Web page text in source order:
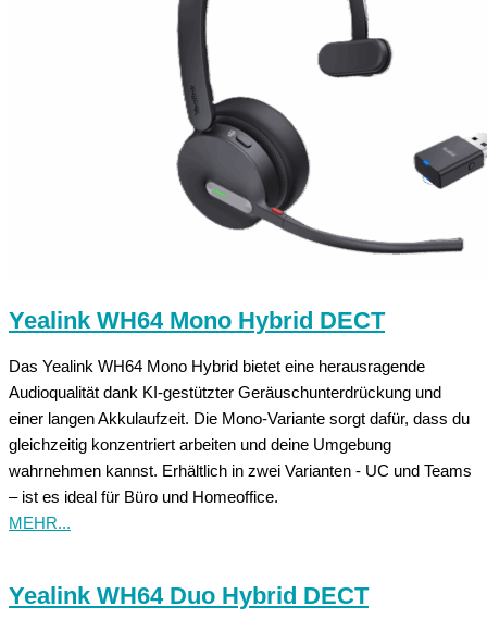
Yealink WH64 Mono Hybrid DECT
Das Yealink WH64 Mono Hybrid bietet eine herausragende
Audioqualität dank KI-gestützter Geräuschunterdrückung und
einer langen Akkulaufzeit. Die Mono-Variante sorgt dafür, dass du
gleichzeitig konzentriert arbeiten und deine Umgebung
wahrnehmen kannst. Erhältlich in zwei Varianten - UC und Teams
– ist es ideal für Büro und Homeoffice.
MEHR...
Yealink WH64 Duo Hybrid DECT